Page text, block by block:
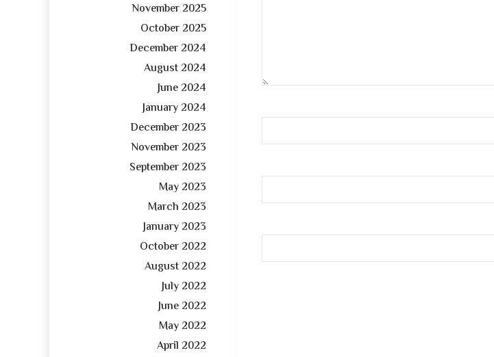
November 2025
October 2025
December 2024
August 2024
June 2024
January 2024
December 2023
November 2023
September 2023
May 2023
March 2023
January 2023
October 2022
August 2022
July 2022
June 2022
May 2022
April 2022